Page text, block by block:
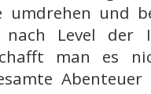
umdrehen und
nach Level der
man es